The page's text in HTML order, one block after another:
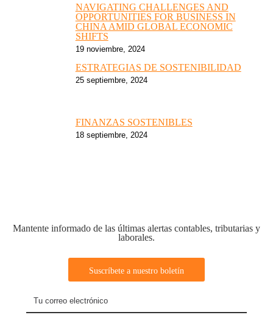
NAVIGATING CHALLENGES AND
OPPORTUNITIES FOR BUSINESS IN
CHINA AMID GLOBAL ECONOMIC
SHIFTS
19 noviembre, 2024
ESTRATEGIAS DE SOSTENIBILIDAD
25 septiembre, 2024
FINANZAS SOSTENIBLES
18 septiembre, 2024
Mantente informado de las últimas alertas contables, tributarias y
laborales.